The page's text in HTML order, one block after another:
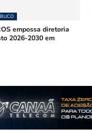
empossa diretoria
2026-2030 em